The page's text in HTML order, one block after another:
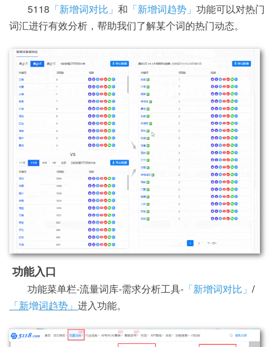
5118 「新增词对比」 和 「新增词趋势」 功能可以对热门
词汇进行有效分析，帮助我们了解某个词的热门动态。
功能入口
功能菜单栏-流量词库-需求分析工具- 「新增词对比」 /
「新增词趋势」 进入功能。